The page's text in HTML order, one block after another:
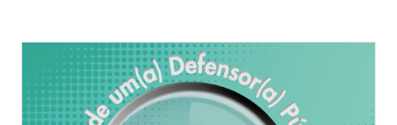
Advocacia